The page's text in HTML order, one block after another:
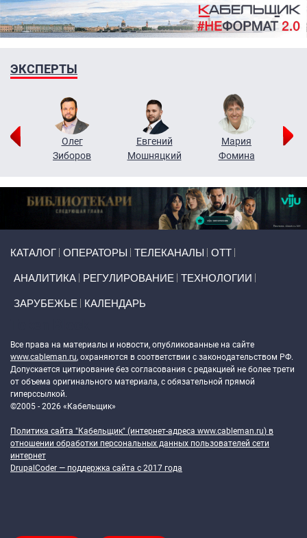
ЭКСПЕРТЫ
Олег
Зиборов
Евгений
Мошняцкий
Мария
Фомина
КАТАЛОГ ОПЕРАТОРЫ ТЕЛЕКАНАЛЫ ОТТ
АНАЛИТИКА РЕГУЛИРОВАНИЕ ТЕХНОЛОГИИ
ЗАРУБЕЖЬЕ КАЛЕНДАРЬ
Все права на материалы и новости, опубликованные на сайте
www.cableman.ru, охраняются в соответствии с законодательством РФ.
Допускается цитирование без согласования с редакцией не более трети
от объема оригинального материала, с обязательной прямой
гиперссылкой.
©2005 - 2026 «Кабельщик»
Политика сайта "Кабельщик" (интернет-адреса www.cableman.ru) в
отношении обработки персональных данных пользователей сети
интернет
DrupalCoder — поддержка сайта c 2017 года